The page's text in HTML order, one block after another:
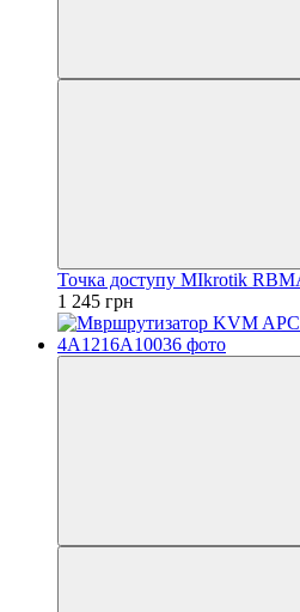
Точка доступу MIkrotik
1 245 грн